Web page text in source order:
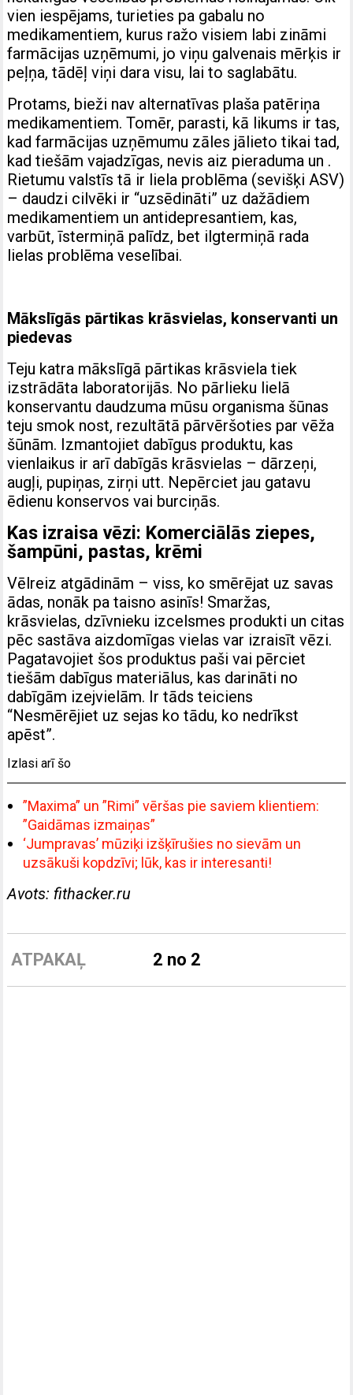
vien iespējams, turieties pa gabalu no
medikamentiem, kurus ražo visiem labi zināmi
farmācijas uzņēmumi, jo viņu galvenais mērķis ir
peļņa, tādēļ viņi dara visu, lai to saglabātu.
Protams, bieži nav alternatīvas plaša patēriņa
medikamentiem. Tomēr, parasti, kā likums ir tas,
kad farmācijas uzņēmumu zāles jālieto tikai tad,
kad tiešām vajadzīgas, nevis aiz pieraduma un .
Rietumu valstīs tā ir liela problēma (sevišķi ASV)
– daudzi cilvēki ir “uzsēdināti” uz dažādiem
medikamentiem un antidepresantiem, kas,
varbūt, īstermiņā palīdz, bet ilgtermiņā rada
lielas problēma veselībai.
Mākslīgās pārtikas krāsvielas, konservanti un
piedevas
Teju katra mākslīgā pārtikas krāsviela tiek
izstrādāta laboratorijās. No pārlieku lielā
konservantu daudzuma mūsu organisma šūnas
teju smok nost, rezultātā pārvēršoties par vēža
šūnām. Izmantojiet dabīgus produktu, kas
vienlaikus ir arī dabīgās krāsvielas – dārzeņi,
augļi, pupiņas, zirņi utt. Nepērciet jau gatavu
ēdienu konservos vai burciņās.
Kas izraisa vēzi: Komerciālās ziepes,
šampūni, pastas, krēmi
Vēlreiz atgādinām – viss, ko smērējat uz savas
ādas, nonāk pa taisno asinīs! Smaržas,
krāsvielas, dzīvnieku izcelsmes produkti un citas
pēc sastāva aizdomīgas vielas var izraisīt vēzi.
Pagatavojiet šos produktus paši vai pērciet
tiešām dabīgus materiālus, kas darināti no
dabīgām izejvielām. Ir tāds teiciens
“Nesmērējiet uz sejas ko tādu, ko nedrīkst
apēst”.
Izlasi arī šo
”Maxima” un ”Rimi” vēršas pie saviem klientiem:
”Gaidāmas izmaiņas”
‘Jumpravas’ mūziķi izšķīrušies no sievām un
uzsākuši kopdzīvi; lūk, kas ir interesanti!
Avots: fithacker.ru
ATPAKAĻ 2 no 2